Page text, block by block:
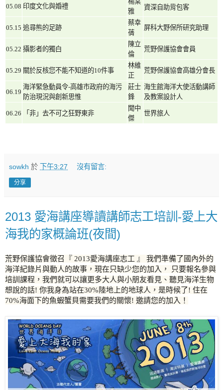
05.08 印度文化與婚禮
雅
資深自助背包客
05.15 追尋熊的足跡
蔡幸
蒨
屏科大野保所研究助理
05.22 攝影者的獨白
陳立
倫
荒野保護協會會員
05.29 關於反核您不能不知道的10件事
林維
正
荒野保護協會高雄分會長
06.19
海洋緊急動員令-高雄市政府的海污
防治現況與創新思惟
莊士
鋒
海生館海洋大使活動講師
及教案設計人
06.26 「非」去不可之狂野東非
聞中
傑
世界旅人
sowkh 於 下午3:27 沒有留言:
分享
2013 愛海講座導讀講師志工培訓-愛上大
海我的家概論班(夜間)
荒野保護協會徵召『 2013愛海講座志工 』 我們準備了國內外的
海洋紀錄片與動人的故事，現在只缺少您的加入， 只要報名參與
培訓課程，我們就可以讓更多大人與小朋友看見、聽見海洋生物
想說的話! 你我身為站在30%陸地上的地球人，是時候了! 住在
70%海面下的魚蝦蟹貝需要我們的關懷! 邀請您的加入！